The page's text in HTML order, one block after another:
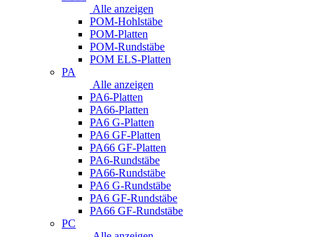
Alle anzeigen
POM-Hohlstäbe
POM-Platten
POM-Rundstäbe
POM ELS-Platten
PA
Alle anzeigen
PA6-Platten
PA66-Platten
PA6 G-Platten
PA6 GF-Platten
PA66 GF-Platten
PA6-Rundstäbe
PA66-Rundstäbe
PA6 G-Rundstäbe
PA6 GF-Rundstäbe
PA66 GF-Rundstäbe
PC